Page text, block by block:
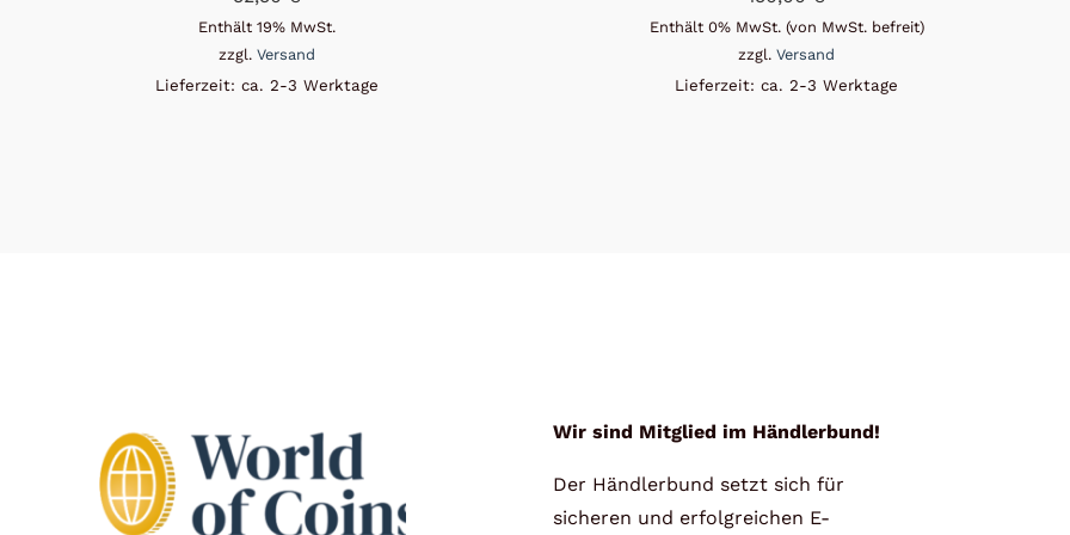
Enthält 19% MwSt.
zzgl.Versand
Lieferzeit: ca. 2-3 Werktage
Enthält 0% MwSt. (von MwSt. befreit)
zzgl.Versand
Lieferzeit: ca. 2-3 Werktage
Wir sind Mitglied im Händlerbund!
Der Händlerbund setzt sich für
sicheren und erfolgreichen E-